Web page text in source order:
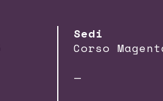
Sedi
Corso
—